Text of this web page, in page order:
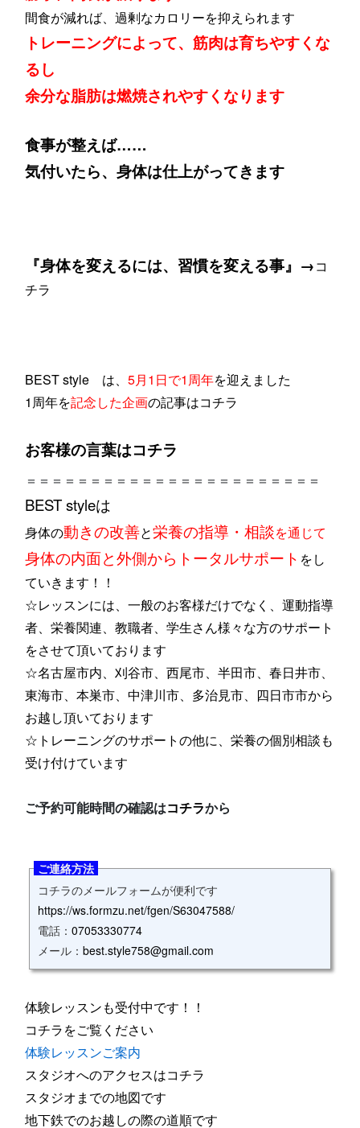
間食が減れば、過剰なカロリーを抑えられます
トレーニングによって、筋肉は育ちやすくな
るし
余分な脂肪は燃焼されやすくなります
食事が整えば……
気付いたら、身体は仕上がってきます
『身体を変えるには、習慣を変える事』→コ
チラ
BEST style は、 5月1日で1周年を迎えました
1周年を記念した企画の記事はコチラ
お客様の言葉はコチラ
＝＝＝＝＝＝＝＝＝＝＝＝＝＝＝＝＝＝＝＝＝＝＝
BEST styleは
身体の動きの改善と栄養の指導・相談を通じて
身体の内面と外側からトータルサポート をし
ていきます！！
☆レッスンには、一般のお客様だけでなく、運動指導
者、栄養関連、教職者、学生さん様々な方のサポート
をさせて頂いております
☆名古屋市内、刈谷市、西尾市、半田市、春日井市、
東海市、本巣市、中津川市、多治見市、四日市市から
お越し頂いております
☆トレーニングのサポートの他に、栄養の個別相談も
受け付けています
ご予約可能時間の確認はコチラから
ご連絡方法
コチラのメールフォームが便利です
https://ws.formzu.net/fgen/S63047588/
電話： 07053330774
メール： best.style758@gmail.com
体験レッスンも受付中です！！
コチラをご覧ください
体験レッスンご案内
スタジオへのアクセスはコチラ
スタジオまでの地図です
地下鉄でのお越しの際の道順です